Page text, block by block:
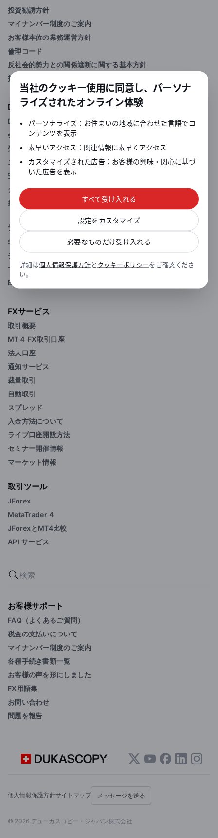
投資勧誘方針
マイナンバー制度のご案内
お客様本位の業務運営方針
倫理コード
反社会的勢力との関係遮断に関する基本方針
投資にかかる手数料等およびリスク
Dukascopyについて
Dukascopyグループについて
会社情報
受賞履歴
ニュース・アーカイブ
安心の完全信託保全
グループオフィス一覧
採用情報
デューカスコピーの特徴
SWFX（スイスFXマーケットプレイス）
デューカスコピーの透明性
マーケットデプス（板情報）
BID/OFFER注文
FXサービス
取引概要
MT４ FX取引口座
法人口座
通知サービス
裁量取引
自動取引
スプレッド
入金方法について
ライブ口座開設方法
セミナー開催情報
マーケット情報
取引ツール
JForex
MetaTrader 4
JForexとMT4比較
API サービス
お客様サポート
FAQ（よくあるご質問）
税金の支払いについて
マイナンバー制度のご案内
各種手続き書類一覧
お客様の声を形にしました
FX用語集
お問い合わせ
問題を報告
個人情報保護方針サイトマップ メッセージを送る
© 2026 デューカスコピー・ジャパン株式会社
当社のクッキー使用に同意し、パーソナ
ライズされたオンライン体験
•
パーソナライズ：お住まいの地域に合わせた言語でコ
ンテンツを表示
•
素早いアクセス：関連情報に素早くアクセス
•
カスタマイズされた広告：お客様の興味・関心に基づ
いた広告を表示
すべて受け入れる
設定をカスタマイズ
必要なものだけ受け入れる
詳細は個人情報保護方針とクッキーポリシーをご確認くださ
い。